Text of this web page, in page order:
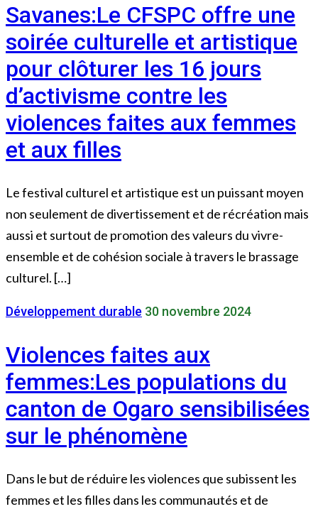
Savanes:Le CFSPC offre une
soirée culturelle et artistique
pour clôturer les 16 jours
d’activisme contre les
violences faites aux femmes
et aux filles
Le festival culturel et artistique est un puissant moyen
non seulement de divertissement et de récréation mais
aussi et surtout de promotion des valeurs du vivre-
ensemble et de cohésion sociale à travers le brassage
culturel. […]
Développement durable 30 novembre 2024
Violences faites aux
femmes:Les populations du
canton de Ogaro sensibilisées
sur le phénomène
Dans le but de réduire les violences que subissent les
femmes et les filles dans les communautés et de